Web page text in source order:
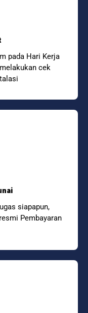
pada Hari Kerja
cek
siapapun,
Pembayaran